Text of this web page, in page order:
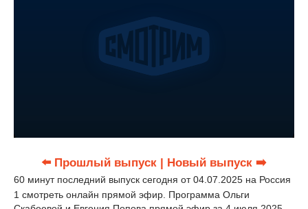
⬅️ Прошлый выпуск | Новый выпуск ➡️
60 минут последний выпуск сегодня от 04.07.2025 на Россия
1 смотреть онлайн прямой эфир. Программа Ольги